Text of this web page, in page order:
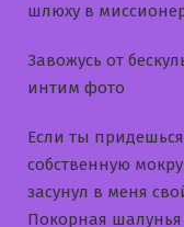
шлюху в
Завожусь от
интим фото
Если ты
собственную
засунул в меня
Покорная шалунья